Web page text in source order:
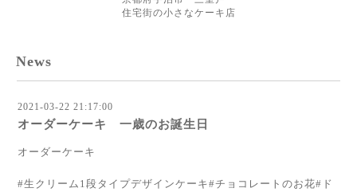
住宅街の小さなケーキ店
News
2021-03-22 21:17:00
オーダーケーキ 一歳のお誕生日
オーダーケーキ
#生クリーム1段タイプデザインケーキ#チョコレートのお花#ド